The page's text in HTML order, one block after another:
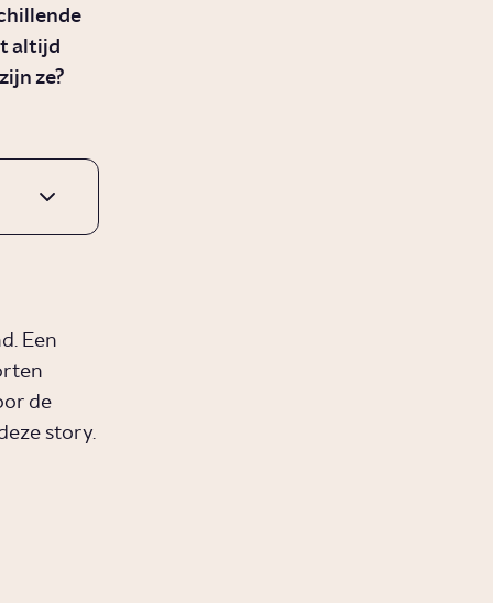
altijd
ze?
Een
de
story.